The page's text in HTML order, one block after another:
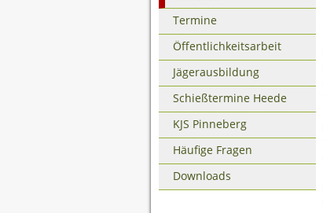
Termine
Öffentlichkeitsarbeit
Jägerausbildung
Schießtermine Heede
KJS Pinneberg
Häufige Fragen
Downloads